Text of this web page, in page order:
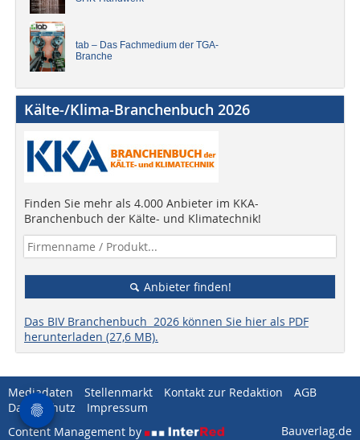
tab – Das Fachmedium der TGA-
Branche
Kälte-/Klima-Branchenbuch 2026
Finden Sie mehr als 4.000 Anbieter im KKA-
Branchenbuch der Kälte- und Klimatechnik!
Anbieter finden!
Das BIV Branchenbuch 2026 können Sie hier als PDF
herunterladen (27,6 MB).
Mediadaten Stellenmarkt Kontakt zur Redaktion
AGB
Datenschutz
Impressum
Content Management by
Bauverlag.de